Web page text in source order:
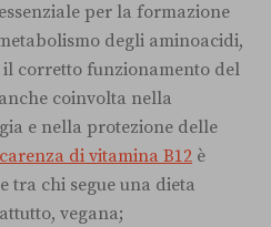
per la formazione
degli aminoacidi,
il corretto funzionamento del
coinvolta nella
e nella protezione delle
carenza di vitamina B12 è
tra chi segue una dieta
vegana;